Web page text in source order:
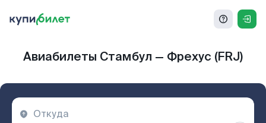
Авиабилеты Стамбул — Фрехус (FRJ)